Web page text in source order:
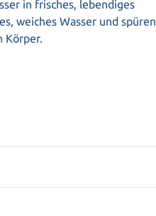
in frisches, lebendiges
weiches Wasser und spüren
Körper.